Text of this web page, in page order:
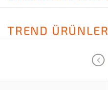
TREND ÜRÜNLER